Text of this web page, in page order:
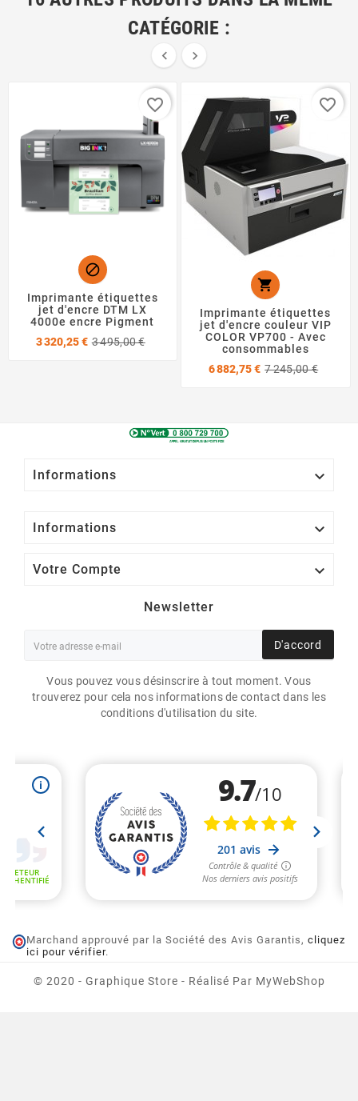
CATÉGORIE :
 

Imprimante étiquettes
jet d'encre DTM LX
4000e encre Pigment
3 320,25 € 3 495,00 €
favorite_border

Imprimante étiquettes
jet d'encre couleur VIP
COLOR VP700 - Avec
consommables
6 882,75 € 7 245,00 €
favorite_border
Informations 
Informations 
Votre Compte 
Newsletter
D'accord
Vous pouvez vous désinscrire à tout moment. Vous
trouverez pour cela nos informations de contact dans les
conditions d'utilisation du site.
Marchand approuvé par la Société des Avis Garantis, cliquez
ici pour vérifier.
© 2020 - Graphique Store - Réalisé Par MyWebShop